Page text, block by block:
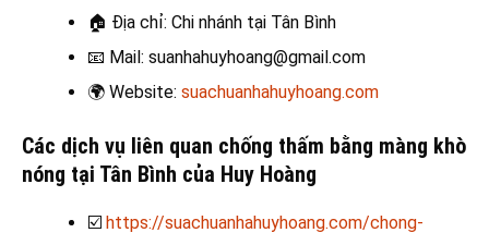
🏠 Địa chỉ: Chi nhánh tại Tân Bình
📧 Mail: suanhahuyhoang@gmail.com
🌍 Website: suachuanhahuyhoang.com
Các dịch vụ liên quan chống thấm bằng màng khò
nóng tại Tân Bình của Huy Hoàng
☑️ https://suachuanhahuyhoang.com/chong-